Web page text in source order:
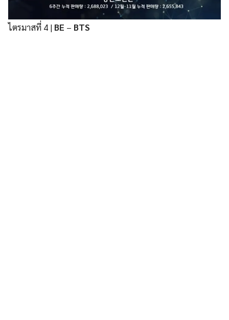
ไตรมาสที่ 4 | BE – BTS